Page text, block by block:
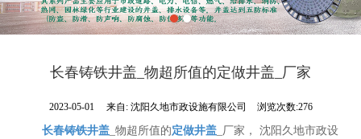
长春铸铁井盖_物超所值的定做井盖_厂家
2023-05-01 来自: 沈阳久地市政设施有限公司 浏览次数:276
长春铸铁井盖_物超所值的定做井盖_厂家， 沈阳久地市政设